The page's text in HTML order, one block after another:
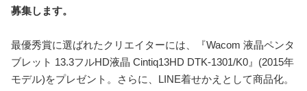
募集します。
最優秀賞に選ばれたクリエイターには、『Wacom 液晶ペンタ
ブレット 13.3フルHD液晶 Cintiq13HD DTK-1301/K0』(2015年
モデル)をプレゼント。さらに、LINE着せかえとして商品化。